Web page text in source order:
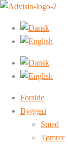
Forside
Byggeri
Smed
Tømrer